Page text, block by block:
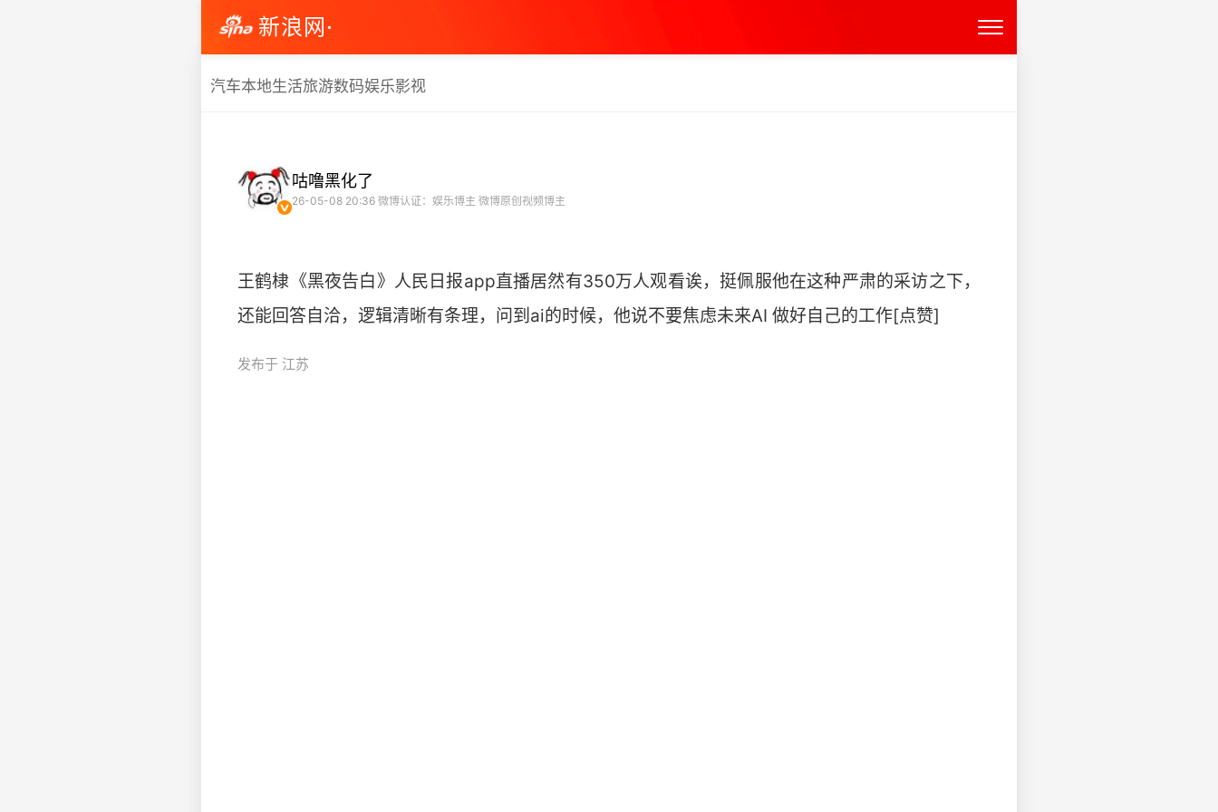
新浪网·
汽车本地生活旅游数码娱乐影视
咕噜黑化了
26-05-08 20:36 微博认证：娱乐博主 微博原创视频博主
王鹤棣《黑夜告白》人民日报app直播居然有350万人观看诶，挺佩服他在这种严肃的采访之下，
还能回答自洽，逻辑清晰有条理，问到ai的时候，他说不要焦虑未来AI 做好自己的工作[点赞] ​
发布于 江苏